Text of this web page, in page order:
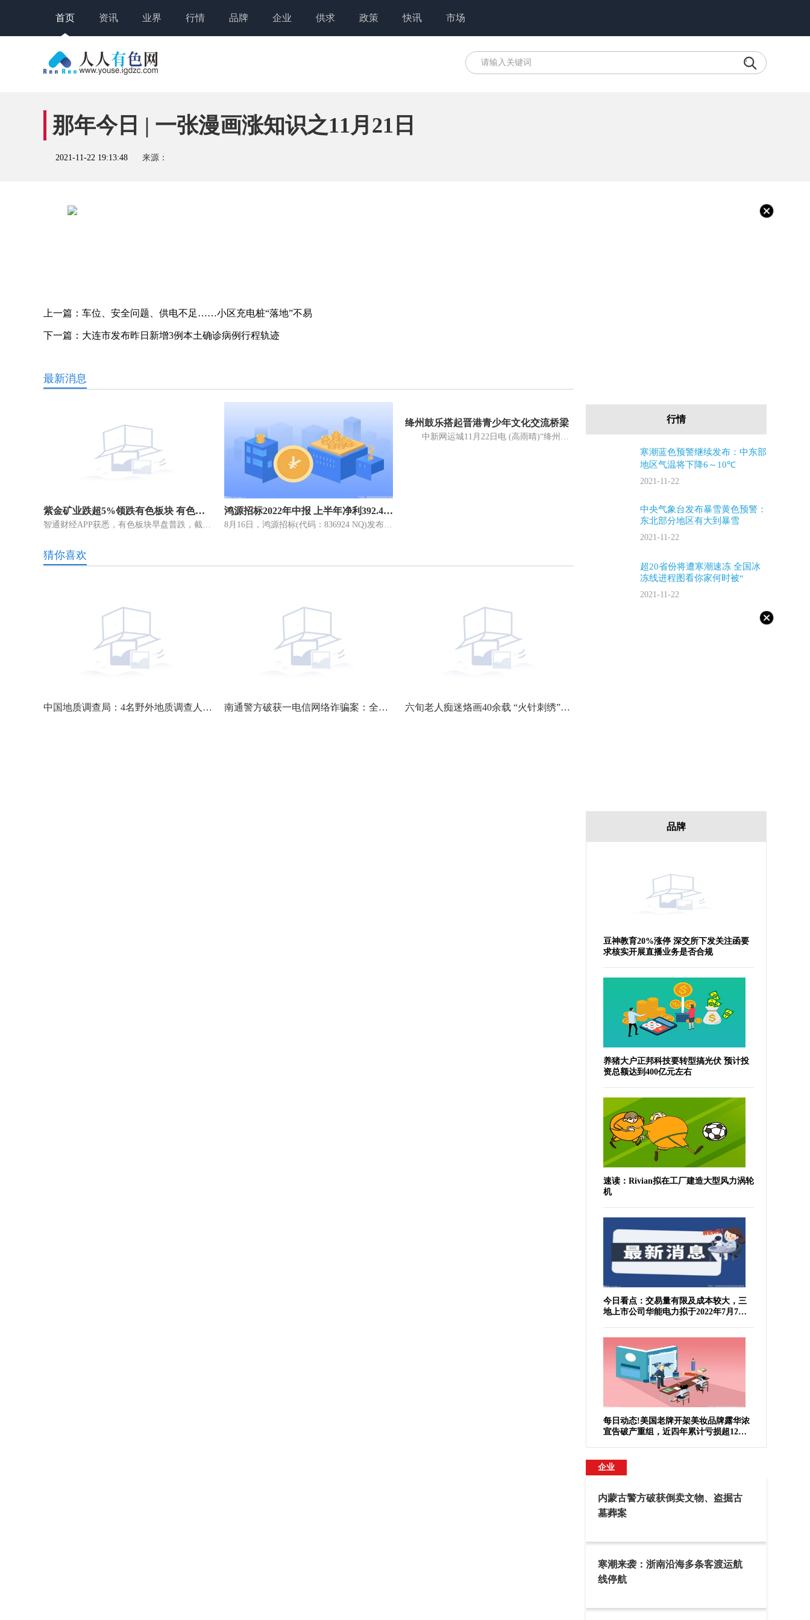
首页 资讯 业界 行情 品牌 企业 供求 政策 快讯 市场
那年今日 | 一张漫画涨知识之11月21日
2021-11-22 19:13:48 来源：
上一篇： 车位、安全问题、供电不足……小区充电桩“落地”不易
下一篇： 大连市发布昨日新增3例本土确诊病例行程轨迹
最新消息
紫金矿业跌超5%领跌有色板块 有色板块早盘普跌
智通财经APP获悉，有色板块早盘普跌，截至发稿，紫金矿业(02899)跌5 19%，报8 58港元;中国黄金国际(02099)跌4 53%，报23 2港元;中国有色矿
鸿源招标2022年中报 上半年净利392.48万元 同比增长10.62%
8月16日，鸿源招标(代码：836924 NQ)发布2022年半年报业绩报告。2022年1月1日-2022年6月30日，公司实现营业收入1745 69万元，同比增长8 92%
绛州鼓乐搭起晋港青少年文化交流桥梁
中新网运城11月22日电 (高雨晴)“绛州鼓乐为山西新绛与香港的青少年搭起一座文化交流桥梁。”山西绛州鼓乐艺术团团长杨丁洪22日接受记
猜你喜欢
中国地质调查局：4名野外地质调查人员不幸因公殉职 南通警方破获一电信网络诈骗案：全国10万余人寻医陷入“ 六旬老人痴迷烙画40余载 “火针刺绣”烫下铁笔丹青
行情
寒潮蓝色预警继续发布：中东部
地区气温将下降6～10℃
2021-11-22
中央气象台发布暴雪黄色预警：
东北部分地区有大到暴雪
2021-11-22
超20省份将遭寒潮速冻 全国冰
冻线进程图看你家何时被“
2021-11-22
品牌
豆神教育20%涨停 深交所下发关注函要
求核实开展直播业务是否合规
养猪大户正邦科技要转型搞光伏 预计投
资总额达到400亿元左右
速读：Rivian拟在工厂建造大型风力涡轮
机
今日看点：交易量有限及成本较大，三
地上市公司华能电力拟于2022年7月7日
每日动态!美国老牌开架美妆品牌露华浓
宣告破产重组，近四年累计亏损超12亿
企业
内蒙古警方破获倒卖文物、盗掘古
墓葬案
寒潮来袭：浙南沿海多条客渡运航
线停航